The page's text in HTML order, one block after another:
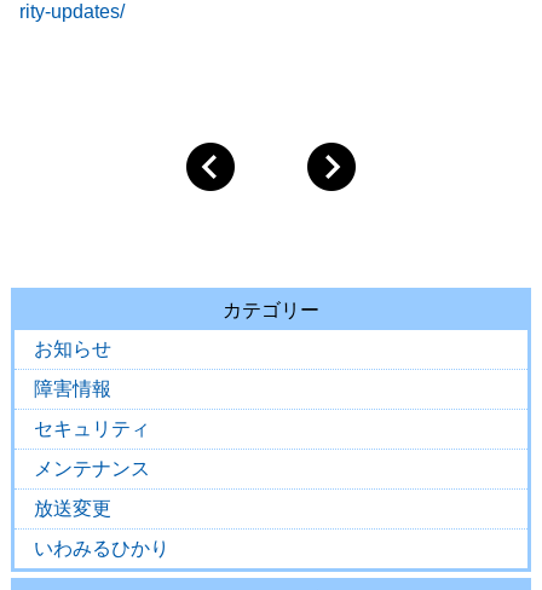
rity-updates/
カテゴリー
お知らせ
障害情報
セキュリティ
メンテナンス
放送変更
いわみるひかり